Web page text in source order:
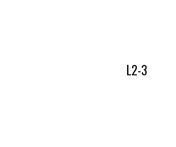
L2-3